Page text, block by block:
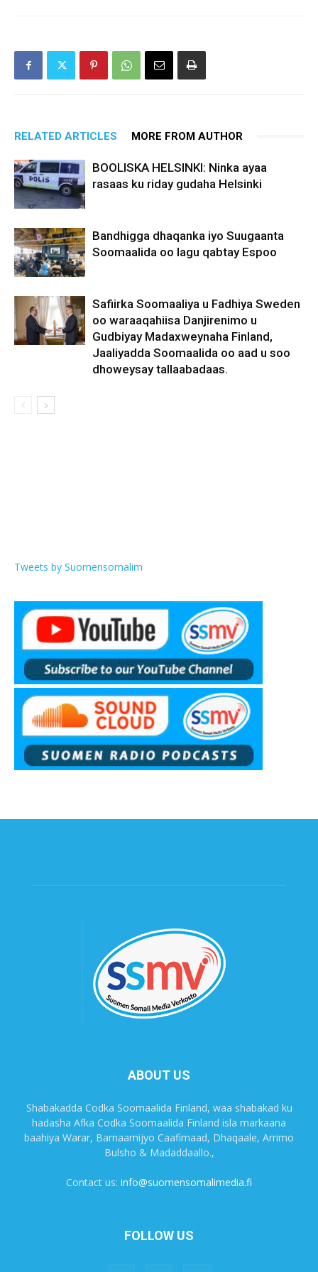
RELATED ARTICLES MORE FROM AUTHOR
BOOLISKA HELSINKI: Ninka ayaa
rasaas ku riday gudaha Helsinki
Bandhigga dhaqanka iyo Suugaanta
Soomaalida oo lagu qabtay Espoo
Safiirka Soomaaliya u Fadhiya Sweden
oo waraaqahiisa Danjirenimo u
Gudbiyay Madaxweynaha Finland,
Jaaliyadda Soomaalida oo aad u soo
dhoweysay tallaabadaas.
Tweets by Suomensomalim
ABOUT US
Shabakadda Codka Soomaalida Finland, waa shabakad ku
hadasha Afka Codka Soomaalida Finland isla markaana
baahiya Warar, Barnaamijyo Caafimaad, Dhaqaale, Arrimo
Bulsho & Madaddaallo.,
Contact us: info@suomensomalimedia.fi
FOLLOW US